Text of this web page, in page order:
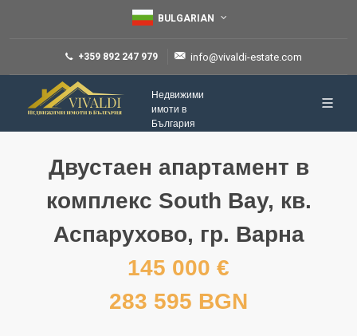
BULGARIAN
+359 892 247 979 info@vivaldi-estate.com
Недвижими
имоти в
България
Двустаен апартамент в
комплекс South Bay, кв.
Аспарухово, гр. Варна
145 000 €
283 595 BGN